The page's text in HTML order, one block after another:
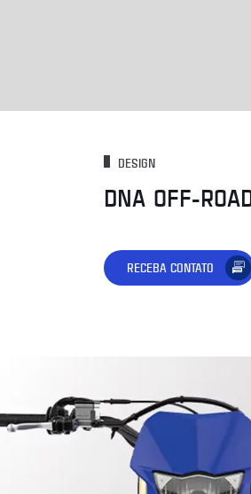
DESIGN
DNA OFF-
RECEBA CONTATO